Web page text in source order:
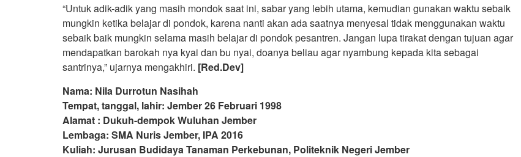
“Untuk adik-adik yang masih mondok saat ini, sabar yang lebih utama, kemudian gunakan waktu sebaik
mungkin ketika belajar di pondok, karena nanti akan ada saatnya menyesal tidak menggunakan waktu
sebaik baik mungkin selama masih belajar di pondok pesantren. Jangan lupa tirakat dengan tujuan agar
mendapatkan barokah nya kyai dan bu nyai, doanya beliau agar nyambung kepada kita sebagai
santrinya,” ujarnya mengakhiri. [Red.Dev]
Nama: Nila Durrotun Nasihah
Tempat, tanggal, lahir: Jember 26 Februari 1998
Alamat : Dukuh-dempok Wuluhan Jember
Lembaga: SMA Nuris Jember, IPA 2016
Kuliah: Jurusan Budidaya Tanaman Perkebunan, Politeknik Negeri Jember